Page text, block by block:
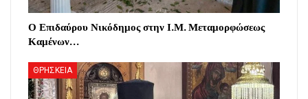
Ο Επιδαύρου Νικόδημος στην Ι.Μ. Μεταμορφώσεως
Καμένων…
ΘΡΗΣΚΕΙΑ